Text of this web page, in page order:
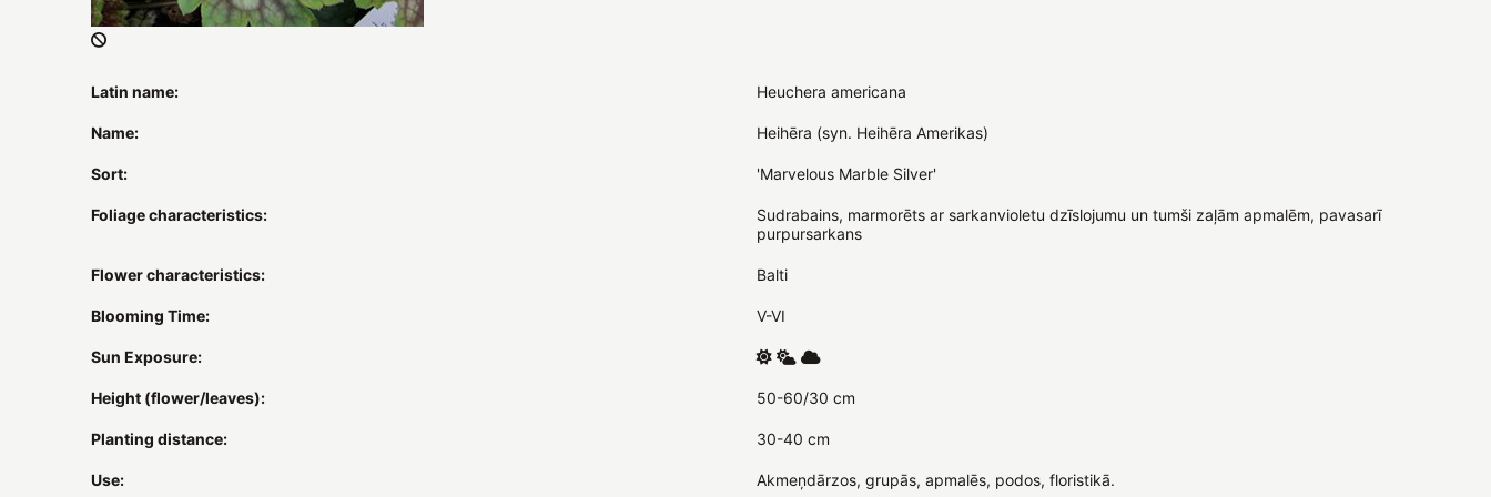
Latin name: Heuchera americana
Name: Heihēra (syn. Heihēra Amerikas)
Sort: 'Marvelous Marble Silver'
Foliage characteristics:
Sudrabains, marmorēts ar sarkanvioletu dzīslojumu un tumši zaļām apmalēm, pavasarī
purpursarkans
Flower characteristics: Balti
Blooming Time: V-VI
Sun Exposure:
Height (flower/leaves): 50-60/30 cm
Planting distance: 30-40 cm
Use: Akmeņdārzos, grupās, apmalēs, podos, floristikā.